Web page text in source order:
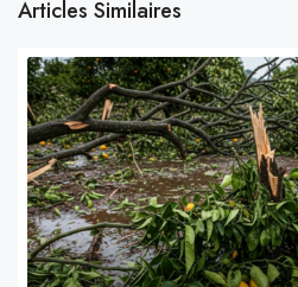
Articles Similaires